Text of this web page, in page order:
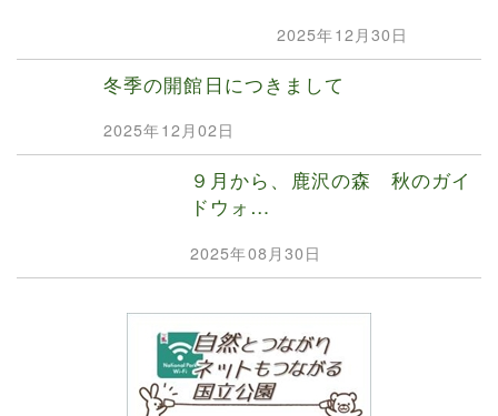
2025年12月30日
冬季の開館日につきまして
2025年12月02日
９月から、鹿沢の森 秋のガイ
ドウォ…
2025年08月30日